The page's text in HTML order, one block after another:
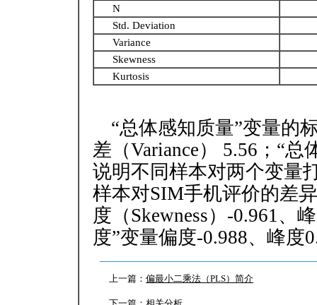
N
Std. Deviation
Variance
Skewness
Kurtosis
“总体感知质量”变量的
差（Variance） 5.56；“
说明不同样本对两个变量
样本对SIM手机评价的差
度（Skewness）-0.961、
度”变量偏度-0.988、峰度
上一篇：偏最小二乘法（PLS）简介